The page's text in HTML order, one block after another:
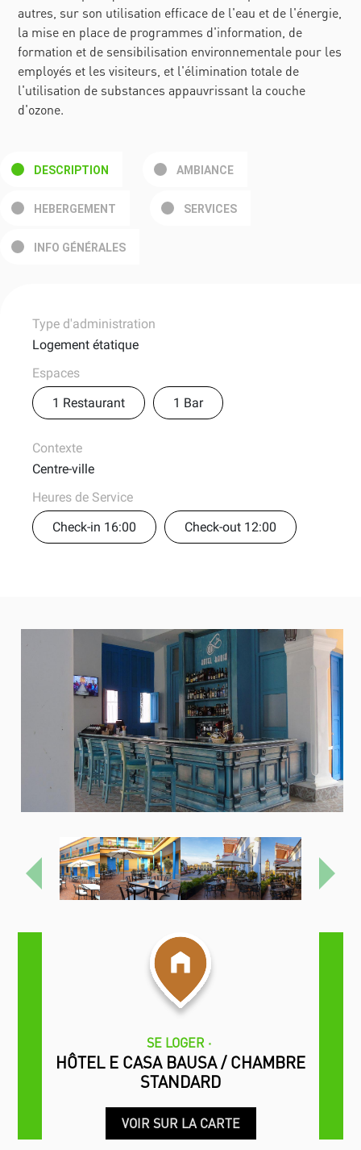
autres, sur son utilisation efficace de l'eau et de l'énergie,
la mise en place de programmes d'information, de
formation et de sensibilisation environnementale pour les
employés et les visiteurs, et l'élimination totale de
l'utilisation de substances appauvrissant la couche
d'ozone.
DESCRIPTION AMBIANCE
HEBERGEMENT SERVICES
INFO GÉNÉRALES
Type d'administration
Logement étatique
Espaces
1 Restaurant
1 Bar
Contexte
Centre-ville
Heures de Service
Check-in 16:00
Check-out 12:00
Précédent
HÔTEL E CASA BAUSA / CHAMBRE
STANDARD
SE LOGER
VOIR SUR LA CARTE